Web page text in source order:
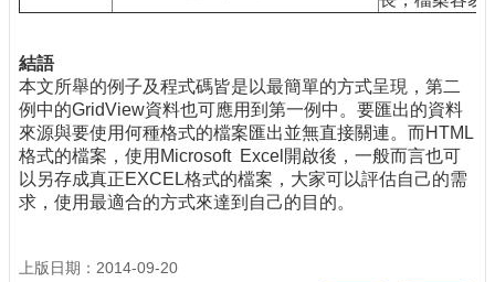
結語
本文所舉的例子及程式碼皆是以最簡單的方式呈現，第二
例中的GridView資料也可應用到第一例中。要匯出的資料
來源與要使用何種格式的檔案匯出並無直接關連。而HTML
格式的檔案，使用Microsoft Excel開啟後，一般而言也可
以另存成真正EXCEL格式的檔案，大家可以評估自己的需
求，使用最適合的方式來達到自己的目的。
上版日期：2014-09-20